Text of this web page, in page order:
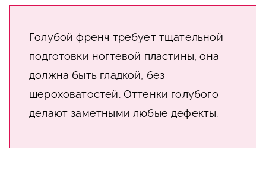
Голубой френч требует тщательной
подготовки ногтевой пластины, она
должна быть гладкой, без
шероховатостей. Оттенки голубого
делают заметными любые дефекты.